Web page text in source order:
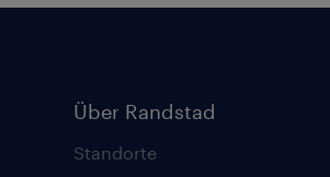
Über Randstad
Standorte